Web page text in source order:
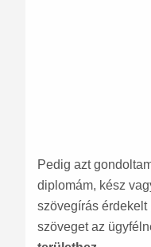
Pedig azt
diplomám, kész
szövegírás érdekelt
szöveget az